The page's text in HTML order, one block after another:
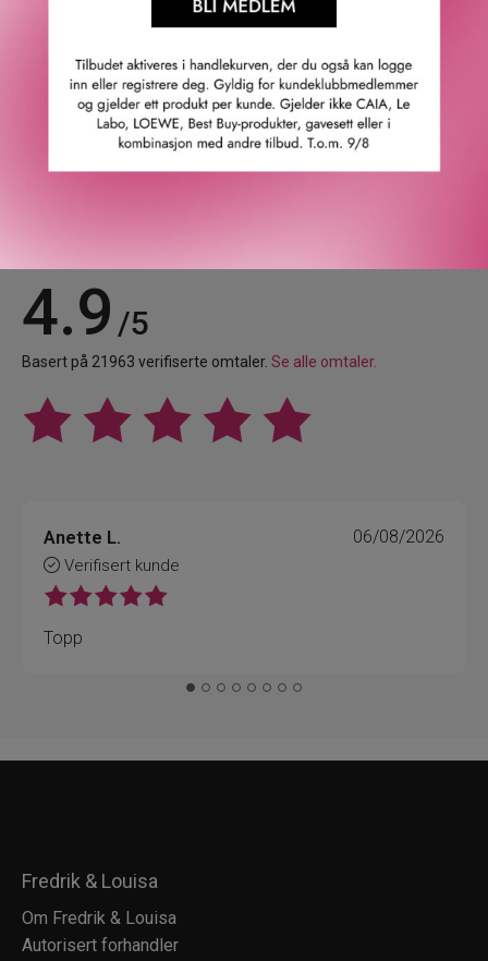
Hjertenoter: Lavendel & Iris. Bunnote: Vanilje.
GTIN: 8435415032278
Leverandørs artikkelnummer: 13510502002
Våre kunder om oss
4.9 /5
Basert på 21963 verifiserte omtaler. Se alle omtaler.
Anette L.
Verifisert kunde
06/08/2026
Topp
Fredrik & Louisa
Om Fredrik & Louisa
Autorisert forhandler